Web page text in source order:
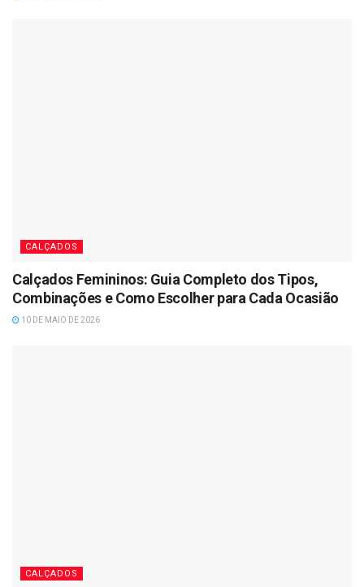
CALÇADOS
Calçados Femininos: Guia Completo dos Tipos,
Combinações e Como Escolher para Cada Ocasião
10 DE MAIO DE 2026
CALÇADOS